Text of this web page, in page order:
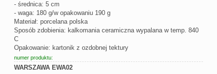
- średnica: 5 cm
- waga: 180 g/w opakowaniu 190 g
Materiał: porcelana polska
Sposób zdobienia: kalkomania ceramiczna wypalana w temp. 840
C
Opakowanie: kartonik z ozdobnej tektury
numer produktu:
WARSZAWA EWA02